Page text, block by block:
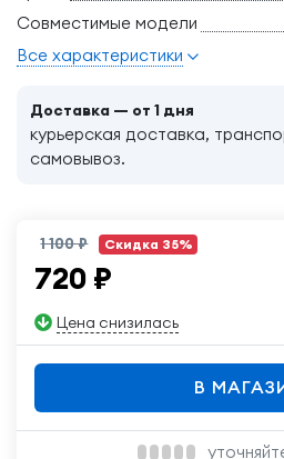
Совместимые модели
Все характеристики
Доставка — от 1 дня
курьерская доставка,
самовывоз.
1 100 ₽ Скидка 35%
720 ₽
Цена снизилась
В